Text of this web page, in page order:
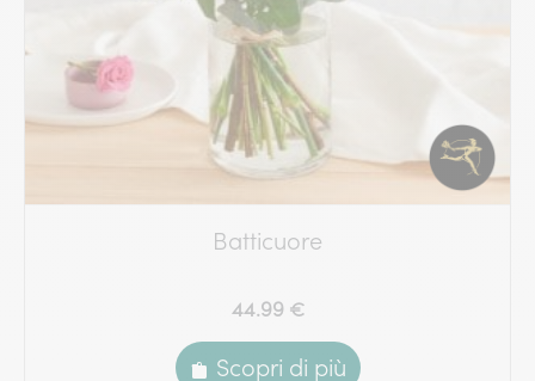
Batticuore
44.99 €
Scopri di più